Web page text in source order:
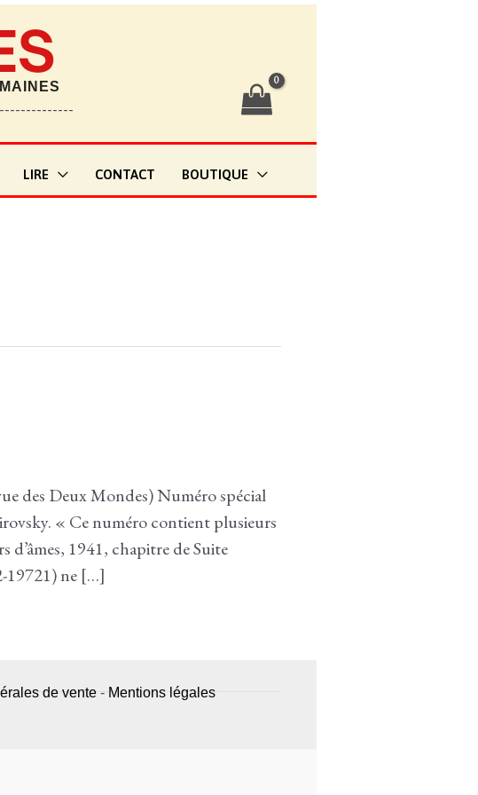
LIRE CONTACT BOUTIQUE
des Deux Mondes) Numéro spécial
« Ce numéro contient plusieurs
1941, chapitre de Suite
19721) ne […]
de vente - Mentions légales